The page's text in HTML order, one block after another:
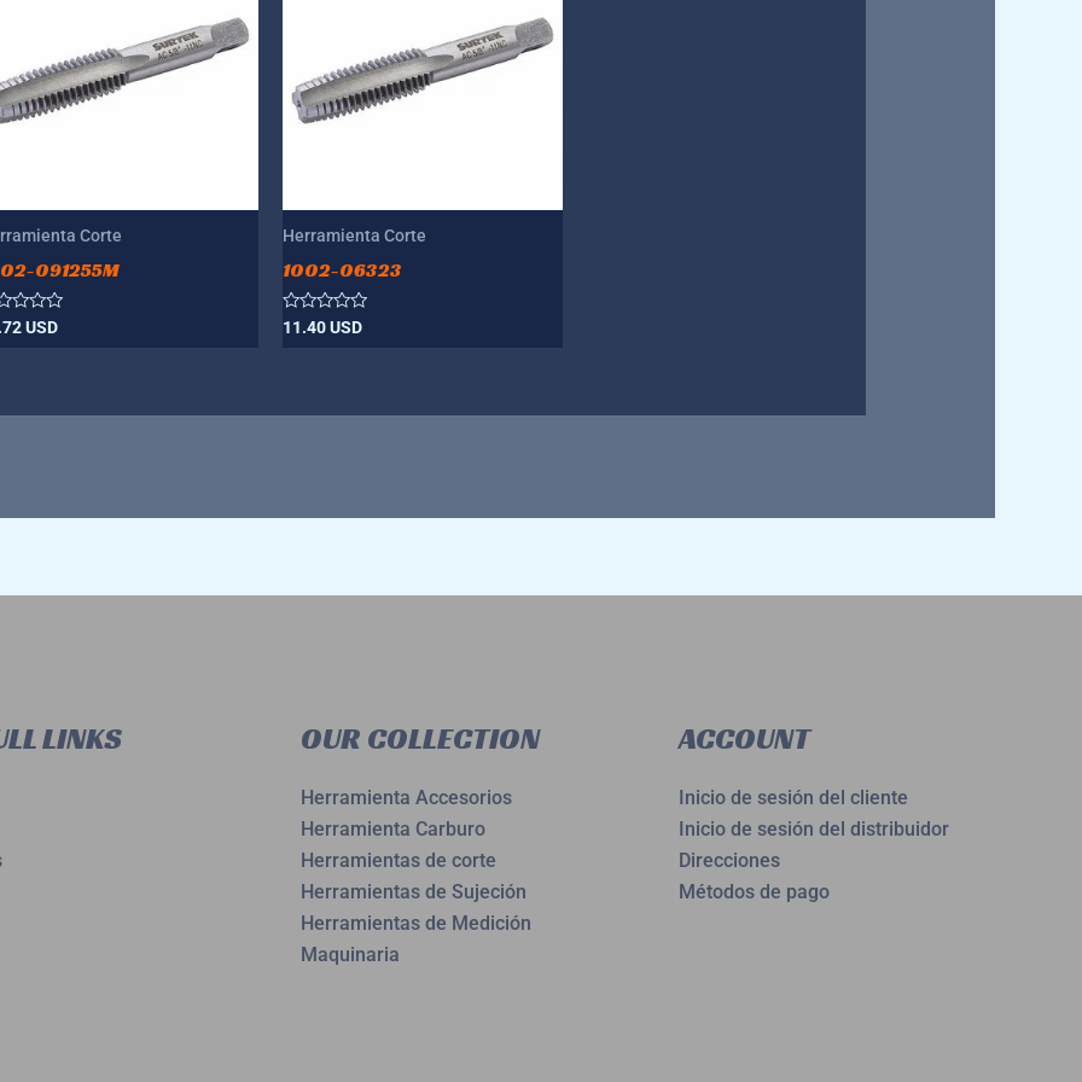
Corte
091255M
USD
Herramienta Corte
1002-06323
Valorado
11.40USD
LINKS OUR COLLECTION
Herramienta Accesorios
Herramienta Carburo
Herramientas de corte
Herramientas de Sujeción
Herramientas de Medición
Maquinaria
ACCOUNT
Inicio de sesión del cliente
Inicio de sesión del distribuidor
Direcciones
Métodos de pago